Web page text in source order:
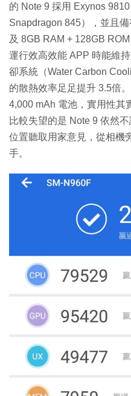
的 Note 9 採用 Exynos
Snapdragon 845），並且
及 8GB RAM + 128GB
運行效高效能 APP 時能維
卻系統（Water Carbon
的散熱效率足足提升 3.5倍
4,000 mAh 電池，實用性其
比較失望的是 Note 9 依然
位置聽取用家意見，從相機
手。